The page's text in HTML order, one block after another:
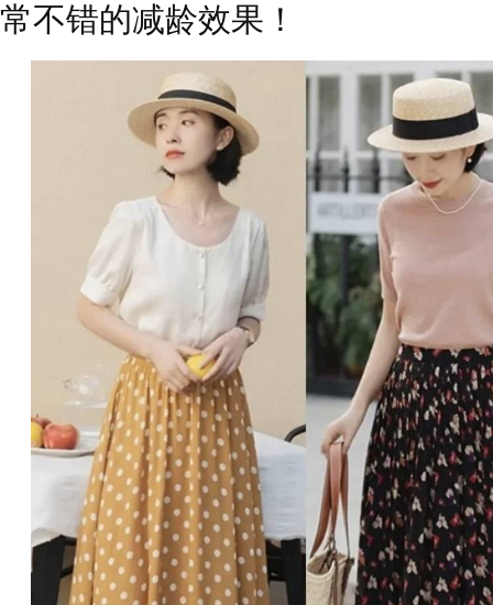
常不错的减龄效果！